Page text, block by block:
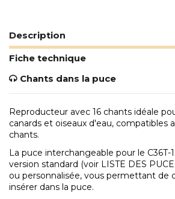
Description
Fiche technique
Chants dans la puce
Reproducteur avec 16 chants idéale
canards et oiseaux d'eau, compatibles
chants.
La puce interchangeable pour le C36T-
version standard (voir LISTE DES
ou personnalisée, vous permettant de
insérer dans la puce.